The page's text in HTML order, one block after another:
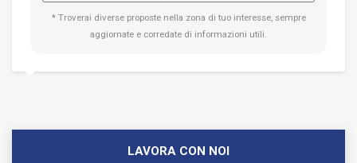
* Troverai diverse proposte nella zona di tuo interesse, sempre
aggiornate e corredate di informazioni utili.
LAVORA CON NOI